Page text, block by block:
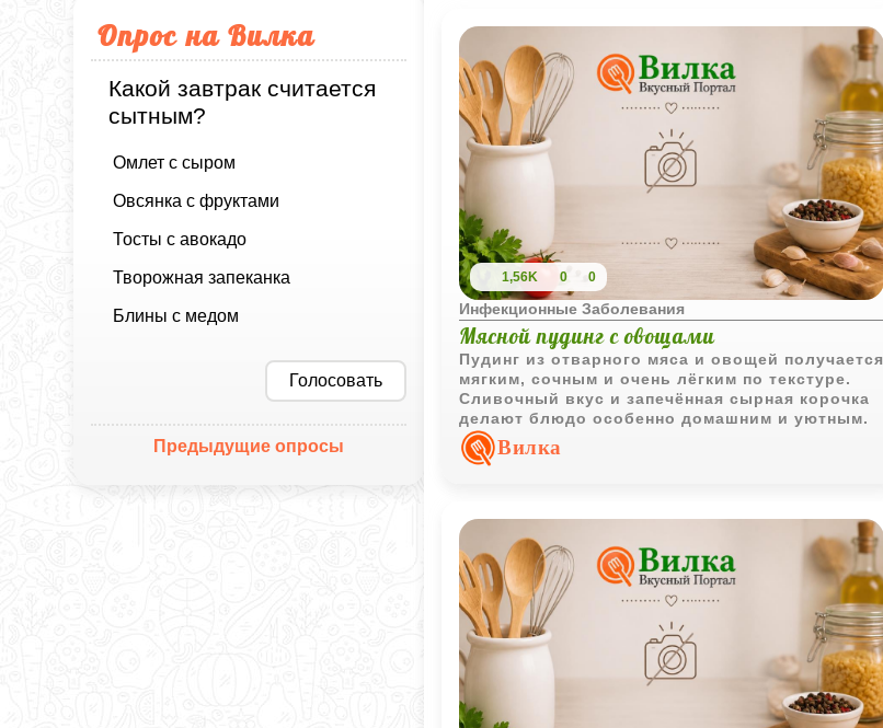
Опрос на Вилка
Какой завтрак считается
сытным?
Омлет с сыром
Овсянка с фруктами
Тосты с авокадо
Творожная запеканка
Блины с медом
Голосовать
Предыдущие опросы
1,56K 0 0
Инфекционные Заболевания
Мясной пудинг с овощами
Пудинг из отварного мяса и овощей получается
мягким, сочным и очень лёгким по текстуре.
Сливочный вкус и запечённая сырная корочка
делают блюдо особенно домашним и уютным.
Вилка